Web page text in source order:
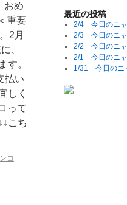
おめ
重要
2月
、
す。
払い
しく
って
こち
コ
最近の投稿
2/4 今日のニ
2/3 今日のニ
2/2 今日のニ
2/1 今日のニ
1/31 今日のニ